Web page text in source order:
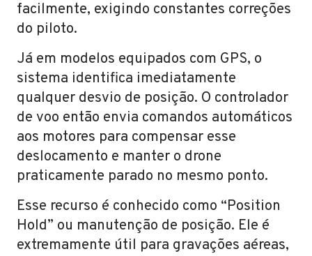
facilmente, exigindo constantes correções
do piloto.
Já em modelos equipados com GPS, o
sistema identifica imediatamente
qualquer desvio de posição. O controlador
de voo então envia comandos automáticos
aos motores para compensar esse
deslocamento e manter o drone
praticamente parado no mesmo ponto.
Esse recurso é conhecido como “Position
Hold” ou manutenção de posição. Ele é
extremamente útil para gravações aéreas,